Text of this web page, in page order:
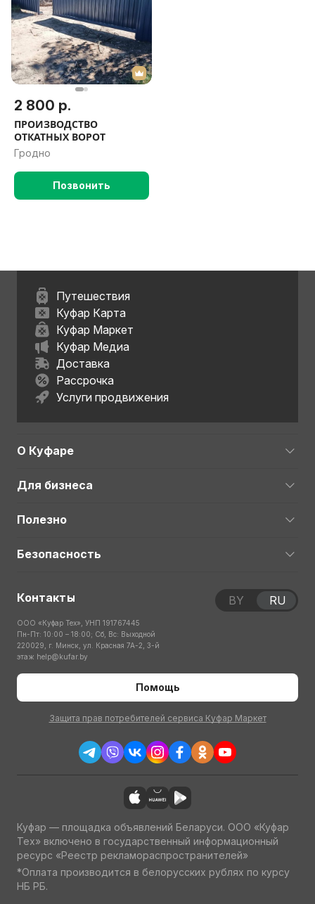
2 800 р.
ПРОИЗВОДСТВО
ОТКАТНЫХ ВОРОТ
Гродно
Позвонить
Путешествия
Куфар Карта
Куфар Маркет
Куфар Медиа
Доставка
Рассрочка
Услуги продвижения
О Куфаре
Для бизнеса
Полезно
Безопасность
Контакты
ООО «Куфар Тех», УНП 191767445
Пн-Пт: 10:00 – 18:00; Сб, Вс: Выходной
220029, г. Минск, ул. Красная 7А-2, 3-й
этаж help@kufar.by
Помощь
Защита прав потребителей сервиса Куфар Маркет
BY RU
Куфар — площадка объявлений Беларуси. ООО «Куфар
Тех» включено в государственный информационный
ресурс «Реестр рекламораспространителей»
*Оплата производится в белорусских рублях по курсу
НБ РБ.